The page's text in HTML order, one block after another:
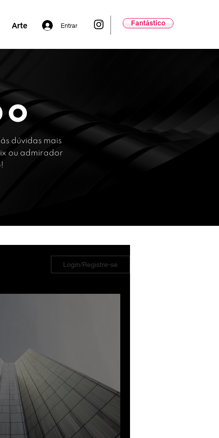
Arte Entrar Fantástico
dúvidas mais
ou admirador
Login/Registre-se